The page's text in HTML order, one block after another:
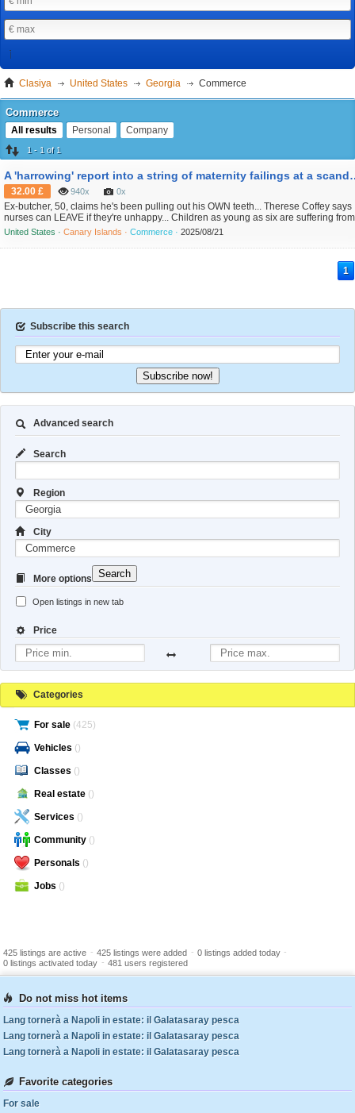
Clasiya United States Georgia Commerce
Commerce
All results Personal Company
1 - 1 of 1
A 'harrowing' report
32.00 £ 940x 0x
Ex-butcher, 50, claims he's been pulling out his OWN teeth... Therese Coffey says
nurses can LEAVE if they're unhappy... Children as young as six are suffering from
'midlife' eye... NHS hospitals are wrongly recording baby deaths as... I would say
a kitschy, cheeky, time-travel-themed art installation. The store decor and items for
sale have t...
United States · Canary Islands · Commerce · 2025/08/21
1
Subscribe this search
Subscribe now!
Advanced search
Search
Region
City
More options
Open listings in new tab
Price
Search
Categories
For sale (425)
Vehicles ()
Classes ()
Real estate ()
Services ()
Community ()
Personals ()
Jobs ()
425 listings are active - 425 listings were added - 0 listings added today -
0 listings activated today - 481 users registered
Do not miss hot items
Lang tornerà a Napoli in estate: il Galatasaray pesca
Lang tornerà a Napoli in estate: il Galatasaray pesca
Lang tornerà a Napoli in estate: il Galatasaray pesca
Favorite categories
For sale